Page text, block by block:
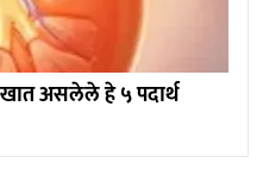
असलेले हे ५ पदार्थ